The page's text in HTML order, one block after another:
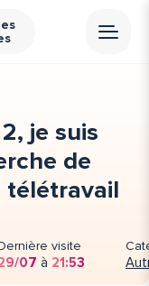
je suis
de
visite
07 à 21:53